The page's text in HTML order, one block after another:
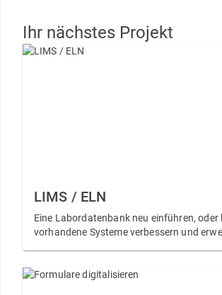
Ihr nächstes Projekt
LIMS / ELN
Eine Labordatenbank neu einführen, oder
vorhandene Systeme verbessern und